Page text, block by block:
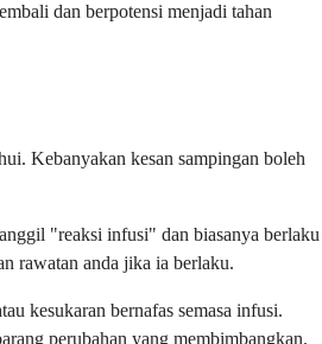
dan berpotensi menjadi tahan
Kebanyakan kesan sampingan boleh
"reaksi infusi" dan biasanya berlaku
rawatan anda jika ia berlaku.
kesukaran bernafas semasa infusi.
perubahan yang membimbangkan.